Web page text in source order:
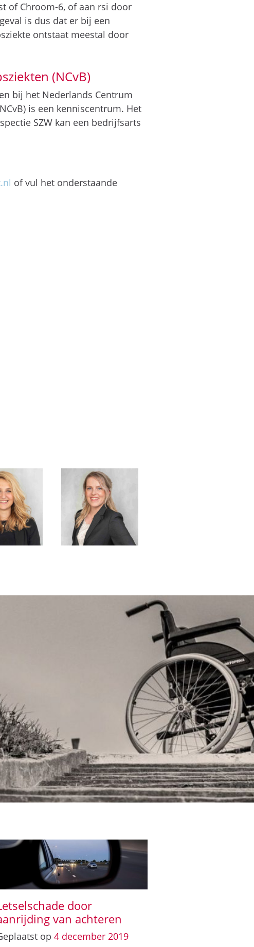
of Chroom-6, of aan rsi door
is dus dat er bij een
ontstaat meestal door
(NCvB)
bij het Nederlands Centrum
is een kenniscentrum. Het
SZW kan een bedrijfsarts
of vul het onderstaande
door
van achteren
op 4 december 2019